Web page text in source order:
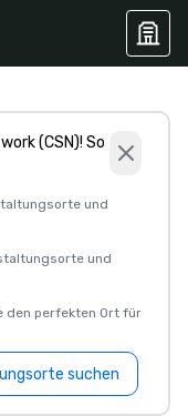
(CSN)! So
und
und
den perfekten Ort für
suchen